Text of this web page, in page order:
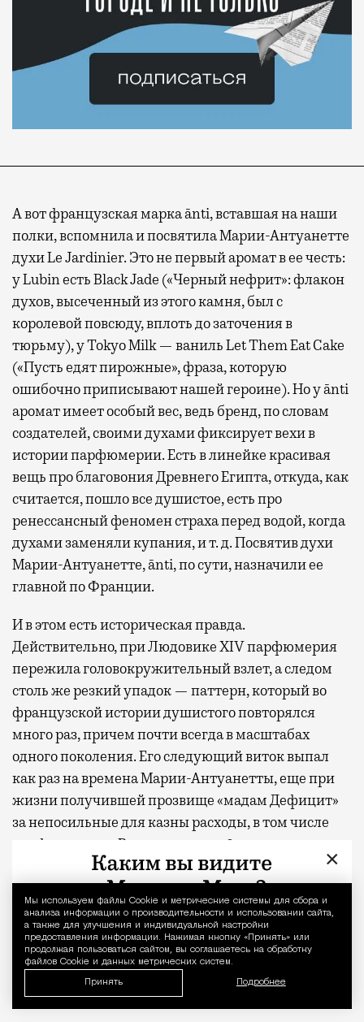
Уведомление
Мы используем файлы Сookie и метрические системы для сбора и
анализа информации о производительности и использовании сайта,
а также для улучшения и индивидуальной настройки
предоставления информации. Нажимая кнопку «Принять» или
продолжая пользоваться сайтом, вы соглашаетесь на обработку
файлов Cookie и данных метрических систем.
Принять Подробнее
А вот французская марка ānti, вставшая на наши
полки, вспомнила и посвятила Марии-Антуанетте
духи Le Jardinier. Это не первый аромат в ее честь:
у Lubin есть Black Jade («Черный нефрит»: флакон
духов, высеченный из этого камня, был с
королевой повсюду, вплоть до заточения в
тюрьму), у Tokyo Milk — ваниль Let Them Eat Cake
(«Пусть едят пирожные», фраза, которую
ошибочно приписывают нашей героине). Но у ānti
аромат имеет особый вес, ведь бренд, по словам
создателей, своими духами фиксирует вехи в
истории парфюмерии. Есть в линейке красивая
вещь про благовония Древнего Египта, откуда, как
считается, пошло все душистое, есть про
ренессансный феномен страха перед водой, когда
духами заменяли купания, и т. д. Посвятив духи
Марии-Антуанетте, ānti, по сути, назначили ее
главной по Франции.
И в этом есть историческая правда.
Действительно, при Людовике XIV парфюмерия
пережила головокружительный взлет, а следом
столь же резкий упадок — паттерн, который во
французской истории душистого повторялся
много раз, причем почти всегда в масштабах
одного поколения. Его следующий виток выпал
как раз на времена Марии-Антуанетты, еще при
жизни получившей прозвище «мадам Дефицит»
за непосильные для казны расходы, в том числе
парфюмерные. В одном лишь 1785 году она
потратила на наряды и духи 258 тыс. ливров
(около 30 млн евро в пересчете на современные
деньги) и все равно умудрилась задолжать своим
парфюмерам: на неоплаченные счета жаловались
и ее любимый «нос» Жан-Луи Фаржон, и
основатель парфюмерной династии Жан-
Франсуа Убиган.
×